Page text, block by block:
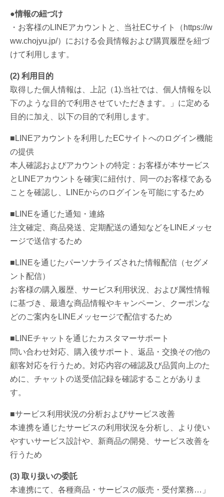
●情報の紐づけ
・お客様のLINEアカウントと、当社ECサイト（https://w
ww.chojyu.jp/）における会員情報および購買履歴を紐づ
けて利用します。
(2) 利用目的
取得した個人情報は、上記（1).当社では、個人情報を以
下のような目的で利用させていただきます。」に定める
目的に加え、以下の目的で利用します。
■LINEアカウントを利用したECサイトへのログイン機能
の提供
本人確認およびアカウントの特定：お客様が本サービス
とLINEアカウントを確実に紐付け、同一のお客様である
ことを確認し、LINEからのログインを可能にするため
■LINEを通じた通知・連絡
注文確定、商品発送、定期配送の通知などをLINEメッセ
ージで送信するため
■LINEを通じたパーソナライズされた情報配信（セグメ
ント配信）
お客様の購入履歴、サービス利用状況、および属性情報
に基づき、最適な商品情報やキャンペーン、クーポンな
どのご案内をLINEメッセージで配信するため
■LINEチャットを通じたカスタマーサポート
問い合わせ対応、購入後サポート、返品・交換その他の
顧客対応を行うため。対応内容の確認及び品質向上のた
めに、チャットの送受信記録を確認することがありま
す。
■サービス利用状況の分析およびサービス改善
本連携を通じたサービスの利用状況を分析し、より使い
やすいサービス設計や、新商品の開発、サービス改善を
行うため
(3) 取り扱いの委託
本連携にて、各種商品・サービスの販売・受付業務…」